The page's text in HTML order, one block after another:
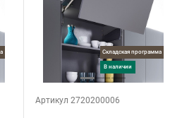
Складская программа
в наличии
Артикул 2720200006